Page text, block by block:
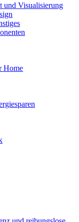
Visualisierung
Home